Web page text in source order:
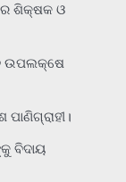
ଶିକ୍ଷକ ଓ
ଉପଲକ୍ଷେ
ବିଦାୟ